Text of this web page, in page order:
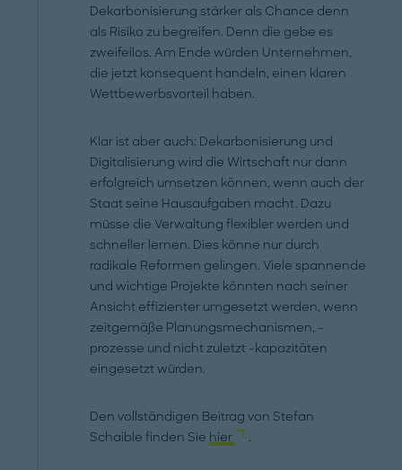
Dekarbonisierung stärker als Chance denn
als Risiko zu begreifen. Denn die gebe es
zweifellos. Am Ende würden Unternehmen,
die jetzt konsequent handeln, einen klaren
Wettbewerbsvorteil haben.
Klar ist aber auch: Dekarbonisierung und
Digitalisierung wird die Wirtschaft nur dann
erfolgreich umsetzen können, wenn auch der
Staat seine Hausaufgaben macht. Dazu
müsse die Verwaltung flexibler werden und
schneller lernen. Dies könne nur durch
radikale Reformen gelingen. Viele spannende
und wichtige Projekte könnten nach seiner
Ansicht effizienter umgesetzt werden, wenn
zeitgemäße Planungsmechanismen, -
prozesse und nicht zuletzt -kapazitäten
eingesetzt würden.
Den vollständigen Beitrag von Stefan
Schaible finden Sie hier .